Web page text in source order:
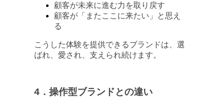
顧客が未来に進む力を取り戻す
顧客が「またここに来たい」と思え
る
こうした体験を提供できるブランドは、選
ばれ、愛され、支えられ続けます。
4．操作型ブランドとの違い